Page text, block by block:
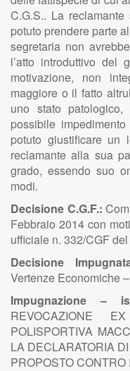
C.G.S.. La
potuto prendere parte
segretaria non
l’atto introduttivo del
motivazione, non
maggiore o il fatto
uno stato
possibile
potuto giustificare un
reclamante alla sua
grado, essendo suo
modi.
Decisione C.G.F.:
Febbraio 2014 con
ufficiale n. 332/CGF
Decisione
Vertenze Economiche
Impugnazione
REVOCAZIONE
POLISPORTIVA
LA DECLARATORIA
PROPOSTO CONTRO